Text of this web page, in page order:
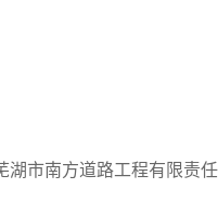
司
市南方道路工程有限责任